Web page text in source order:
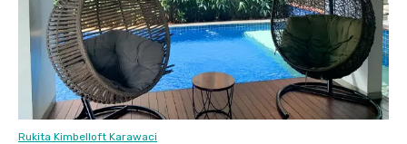
Rukita Kimbelloft Karawaci